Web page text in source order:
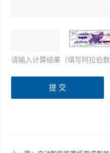
请输入计算结果（填写阿拉伯